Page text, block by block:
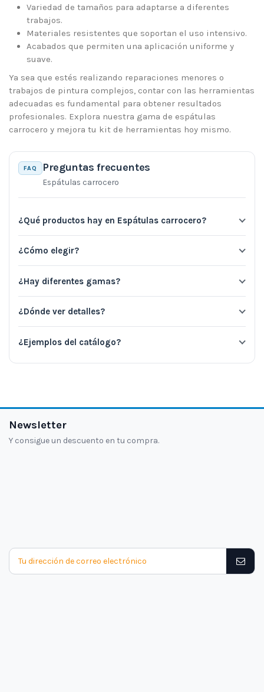
Variedad de tamaños para adaptarse a diferentes
trabajos.
Materiales resistentes que soportan el uso intensivo.
Acabados que permiten una aplicación uniforme y
suave.
Ya sea que estés realizando reparaciones menores o
trabajos de pintura complejos, contar con las herramientas
adecuadas es fundamental para obtener resultados
profesionales. Explora nuestra gama de espátulas
carrocero y mejora tu kit de herramientas hoy mismo.
FAQ Preguntas frecuentes
Espátulas carrocero
¿Qué productos hay en Espátulas carrocero?
¿Cómo elegir?
¿Hay diferentes gamas?
¿Dónde ver detalles?
¿Ejemplos del catálogo?
Newsletter
Y consigue un descuento en tu compra.